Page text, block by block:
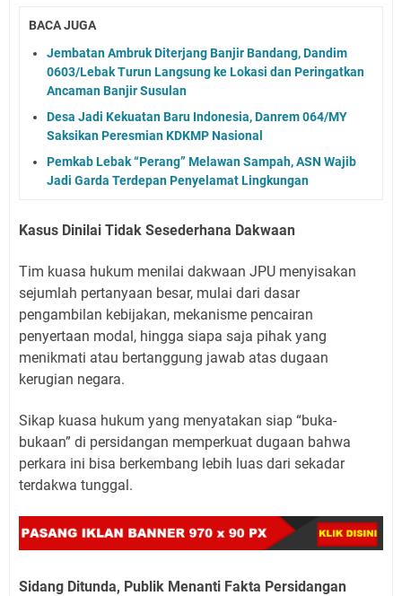
BACA JUGA
Jembatan Ambruk Diterjang Banjir Bandang, Dandim
0603/Lebak Turun Langsung ke Lokasi dan Peringatkan
Ancaman Banjir Susulan
Desa Jadi Kekuatan Baru Indonesia, Danrem 064/MY
Saksikan Peresmian KDKMP Nasional
Pemkab Lebak “Perang” Melawan Sampah, ASN Wajib
Jadi Garda Terdepan Penyelamat Lingkungan
Kasus Dinilai Tidak Sesederhana Dakwaan
Tim kuasa hukum menilai dakwaan JPU menyisakan
sejumlah pertanyaan besar, mulai dari dasar
pengambilan kebijakan, mekanisme pencairan
penyertaan modal, hingga siapa saja pihak yang
menikmati atau bertanggung jawab atas dugaan
kerugian negara.
Sikap kuasa hukum yang menyatakan siap “buka-
bukaan” di persidangan memperkuat dugaan bahwa
perkara ini bisa berkembang lebih luas dari sekadar
terdakwa tunggal.
Sidang Ditunda, Publik Menanti Fakta Persidangan